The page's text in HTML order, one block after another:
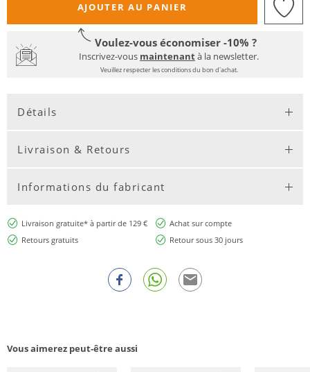
AJOUTER AU PANIER
Voulez-vous économiser -10% ?
Inscrivez-vous maintenantà la newsletter.
Veuillez respecter les conditions du bon d'achat.
Détails
Livraison & Retours
Informations du fabricant
Livraison gratuite* à partir de 129 €
Achat sur compte
Retours gratuits
Retour sous 30 jours
Vous aimerez peut-être aussi